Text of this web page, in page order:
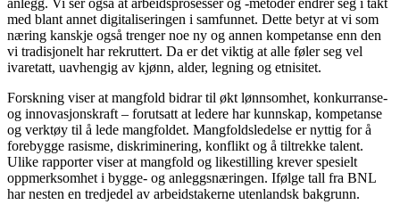
anlegg. Vi ser også at arbeidsprosesser og -metoder endrer seg i takt
med blant annet digitaliseringen i samfunnet. Dette betyr at vi som
næring kanskje også trenger noe ny og annen kompetanse enn den
vi tradisjonelt har rekruttert. Da er det viktig at alle føler seg vel
ivaretatt, uavhengig av kjønn, alder, legning og etnisitet.
Forskning viser at mangfold bidrar til økt lønnsomhet, konkurranse-
og innovasjonskraft – forutsatt at ledere har kunnskap, kompetanse
og verktøy til å lede mangfoldet. Mangfoldsledelse er nyttig for å
forebygge rasisme, diskriminering, konflikt og å tiltrekke talent.
Ulike rapporter viser at mangfold og likestilling krever spesielt
oppmerksomhet i bygge- og anleggsnæringen. Ifølge tall fra BNL
har nesten en tredjedel av arbeidstakerne utenlandsk bakgrunn.